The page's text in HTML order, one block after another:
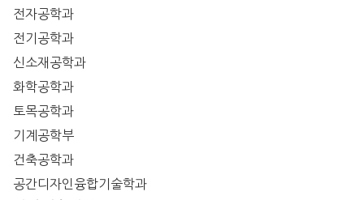
전자공학과
전기공학과
신소재공학과
화학공학과
토목공학과
기계공학부
건축공학과
공간디자인융합기술학과